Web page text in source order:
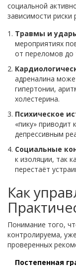
социальной
зависимости риски
Травмы и
мероприятиях
от переломов до
адреналина
гипертонии,
холестерина.
Психическое
«пику»
депрессивным
Социальные
к изоляции, так
перестаёт
Как
Понимание того,
контролируема,
проверенных
Постепенная